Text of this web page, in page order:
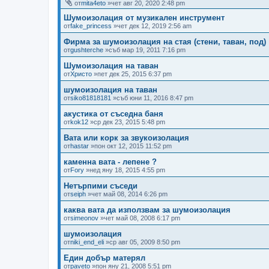
отmita4eto »чет авг 20, 2020 2:48 pm
Шумоизолация от музикален инструмент
отfake_princess »чет дек 12, 2019 2:56 am
Фирма за шумоизолация на стая (стени, таван, под)
отgushterche »съб мар 19, 2011 7:16 pm
Шумоизолация на таван
отХристо »пет дек 25, 2015 6:37 pm
шумоизолация на таван
отsiko81818181 »съб юни 11, 2016 8:47 pm
акустика от съседна баня
отkok12 »ср дек 23, 2015 5:48 pm
Вата или корк за звукоизолация
отhastar »пон окт 12, 2015 11:52 pm
каменна вата - лепене ?
отFory »нед яну 18, 2015 4:55 pm
Нетърпими съседи
отseiph »чет май 08, 2014 6:26 pm
каква вата да използвам за шумоизолация
отsimeonov »чет май 08, 2008 6:17 pm
шумоизолация
отniki_end_eli »ср авг 05, 2009 8:50 pm
Един добър матерял
отpaveto »пон яну 21, 2008 5:51 pm